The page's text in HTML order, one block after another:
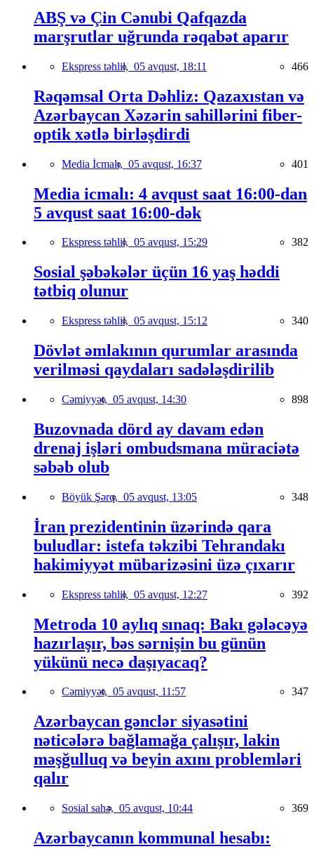
ABŞ və Çin Cənubi Qafqazda
marşrutlar uğrunda rəqabət aparır
Ekspress təhlil, 05 avqust, 18:11 466
Rəqəmsal Orta Dəhliz: Qazaxıstan və
Azərbaycan Xəzərin sahillərini fiber-
optik xətlə birləşdirdi
Media İcmalı, 05 avqust, 16:37 401
Media icmalı: 4 avqust saat 16:00-dan
5 avqust saat 16:00-dək
Ekspress təhlil, 05 avqust, 15:29 382
Sosial şəbəkələr üçün 16 yaş həddi
tətbiq olunur
Ekspress təhlil, 05 avqust, 15:12 340
Dövlət əmlakının qurumlar arasında
verilməsi qaydaları sadələşdirilib
Cəmiyyət, 05 avqust, 14:30 898
Buzovnada dörd ay davam edən
drenaj işləri ombudsmana müraciətə
səbəb olub
Böyük Şərq, 05 avqust, 13:05 348
İran prezidentinin üzərində qara
buludlar: istefa təkzibi Tehrandakı
hakimiyyət mübarizəsini üzə çıxarır
Ekspress təhlil, 05 avqust, 12:27 392
Metroda 10 aylıq sınaq: Bakı gələcəyə
hazırlaşır, bəs sərnişin bu günün
yükünü necə daşıyacaq?
Cəmiyyət, 05 avqust, 11:57 347
Azərbaycan gənclər siyasətini
nəticələrə bağlamağa çalışır, lakin
məşğulluq və beyin axını problemləri
qalır
Sosial sahə, 05 avqust, 10:44 369
Azərbaycanın kommunal hesabı: